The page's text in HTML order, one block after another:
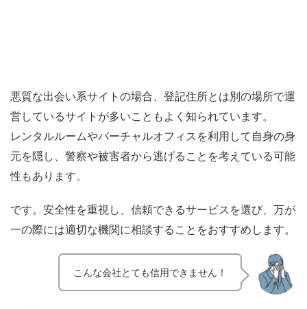
悪質な出会い系サイトの場合、登記住所とは別の場所で運
営しているサイトが多いこともよく知られています。
レンタルルームやバーチャルオフィスを利用して自身の身
元を隠し、警察や被害者から逃げることを考えている可能
性もあります。
です。安全性を重視し、信頼できるサービスを選び、万が
一の際には適切な機関に相談することをおすすめします。
こんな会社とても信用できません！